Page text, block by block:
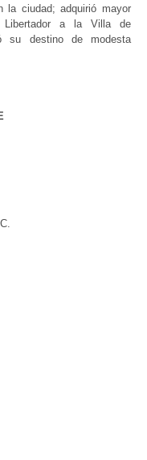
la ciudad; adquirió mayor
a la Villa de
su destino de modesta